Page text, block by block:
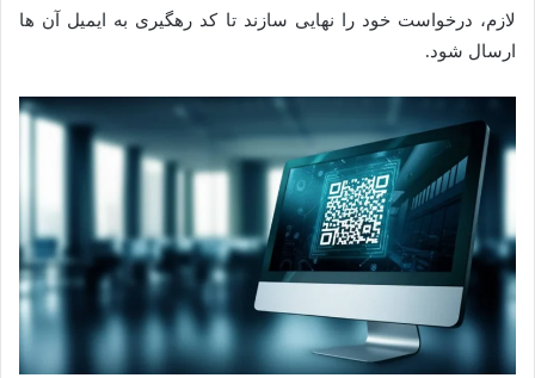
لازم، درخواست خود را نهایی سازند تا کد رهگیری به ایمیل آن ها
ارسال شود.